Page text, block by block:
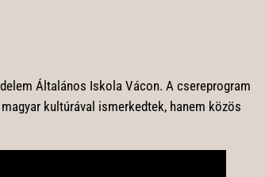
Általános Iskola Vácon. A csereprogram
kultúrával ismerkedtek, hanem közös